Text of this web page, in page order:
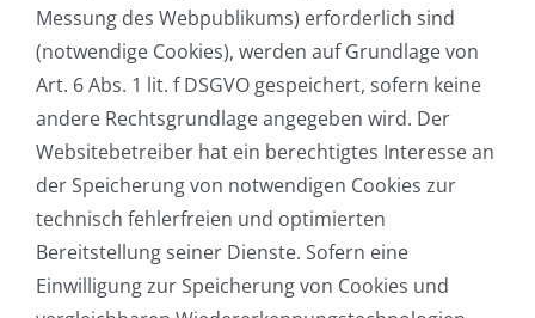
Messung des Webpublikums) erforderlich sind
(notwendige Cookies), werden auf Grundlage von
Art. 6 Abs. 1 lit. f DSGVO gespeichert, sofern keine
andere Rechtsgrundlage angegeben wird. Der
Websitebetreiber hat ein berechtigtes Interesse an
der Speicherung von notwendigen Cookies zur
technisch fehlerfreien und optimierten
Bereitstellung seiner Dienste. Sofern eine
Einwilligung zur Speicherung von Cookies und